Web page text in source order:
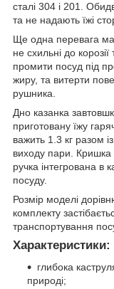
сталі 304 і 201.
та не надають їжі
Ще одна перевага
не схильні до
промити посуд під
жиру, та витерти
рушника.
Дно казанка
приготовану їжу
важить 1.3 кг разом
виходу пари.
ручка інтегрована в
посуду.
Розмір моделі
комплекту
транспортування
Характеристики:
глибока
природі;